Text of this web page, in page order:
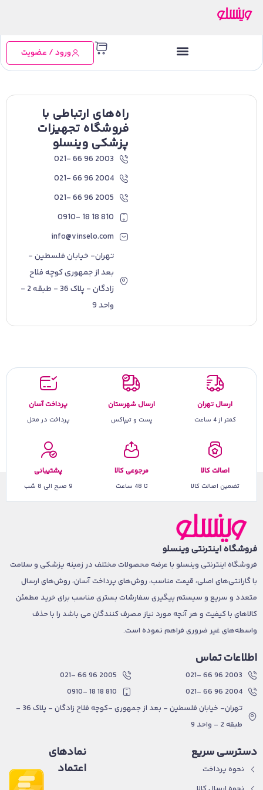
ورود / عضویت
راه‌های ارتباطی با
فروشگاه تجهیزات
پزشکی وینسلو
2003 96 66 -021
2004 96 66 -021
2005 96 66 -021
810 18 18 -0910
info@vinselo.com
تهران- خیابان فلسطین -
بعد از جمهوری کوچه فلاح
زادگان - پلاک 36 - طبقه 2 -
واحد 9
ارسال تهران
کمتر از 4 ساعت
ارسال شهرستان
پست و تیپاکس
پرداخت آسان
پرداخت در محل
اصالت کالا
تضمین اصالت کالا
مرجوعی کالا
تا 48 ساعت
پشتیبانی
9 صبح الی 8 شب
فروشگاه اینترنتی وینسلو
فروشگاه اینترنتی وینسلو با عرضه محصولات مختلف در زمینه پزشکی و سلامت
با گارانتی‌های اصلی، قیمت مناسب، روش‌های پرداخت آسان، روش‌های ارسال
متعدد و سریع و سیستم پیگیری سفارشات بستری مناسب برای خرید مطمئن
کالاهای با کیفیت و هر آنچه مورد نیاز مصرف کنندگان می باشد را با حذف
واسطه‌های غیر ضروری فراهم نموده است.
اطلاعات تماس
2003 96 66 -021
2004 96 66 -021
2005 96 66 -021
810 18 18 -0910
تهران- خیابان فلسطین - بعد از جمهوری -کوچه فلاح زادگان - پلاک 36 -
طبقه 2 - واحد 9
دسترسی سریع
نحوه پرداخت
نمادهای
اعتماد